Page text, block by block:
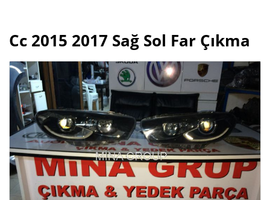
Cc 2015 2017 Sağ Sol Far Çıkma